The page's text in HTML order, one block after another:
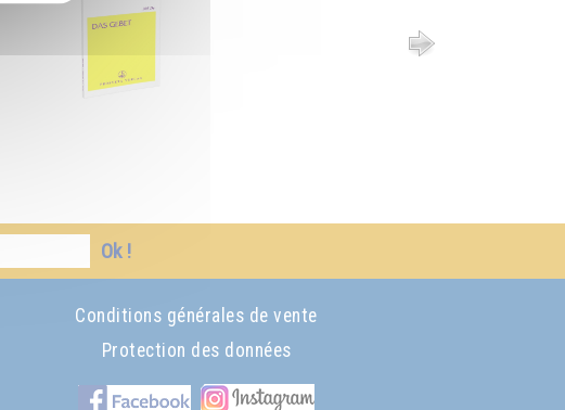
Ok !
Conditions générales de vente
Protection des données